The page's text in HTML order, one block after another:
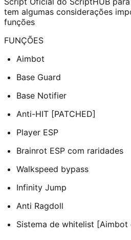
tem algumas considerações
funções
FUNÇÕES
Aimbot
Base Guard
Base Notifier
Anti-HIT [PATCHED]
Player ESP
Brainrot ESP com raridades
Walkspeed bypass
Infinity Jump
Anti Ragdoll
Sistema de whitelist [Aimbot